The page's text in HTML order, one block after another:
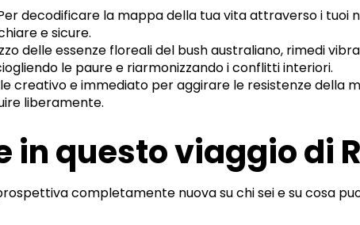
decodificare la mappa della tua vita attraverso i tuoi
e sicure.
delle essenze floreali del bush australiano, rimedi
le paure e riarmonizzando i conflitti interiori.
creativo e immediato per aggirare le resistenze della
liberamente.
in questo viaggio di
completamente nuova su chi sei e su cosa